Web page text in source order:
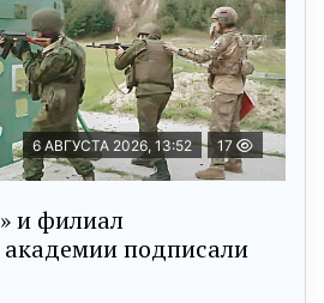
6 АВГУСТА 2026, 13:52 17
и филиал
подписали